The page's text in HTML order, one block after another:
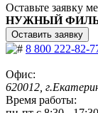
Оставьте заявку
НУЖНЫЙ
Оставить заявку
8 800 222-82-
Офис:
620012,
Время работы: